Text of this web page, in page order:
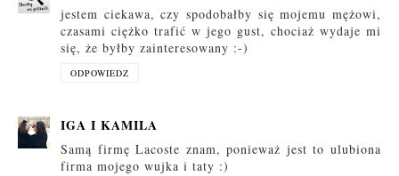
jestem ciekawa, czy spodobałby się mojemu mężowi,
czasami ciężko trafić w jego gust, chociaż wydaje mi
się, że byłby zainteresowany :-)
ODPOWIEDZ
IGA I KAMILA
Samą firmę Lacoste znam, ponieważ jest to ulubiona
firma mojego wujka i taty :)